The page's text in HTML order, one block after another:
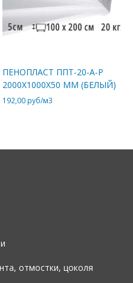
ПЕНОПЛАСТ ППТ-20-А-Р
2000Х1000Х50 ММ (БЕЛЫЙ)
192,00 руб/м3
отмостки, цоколя